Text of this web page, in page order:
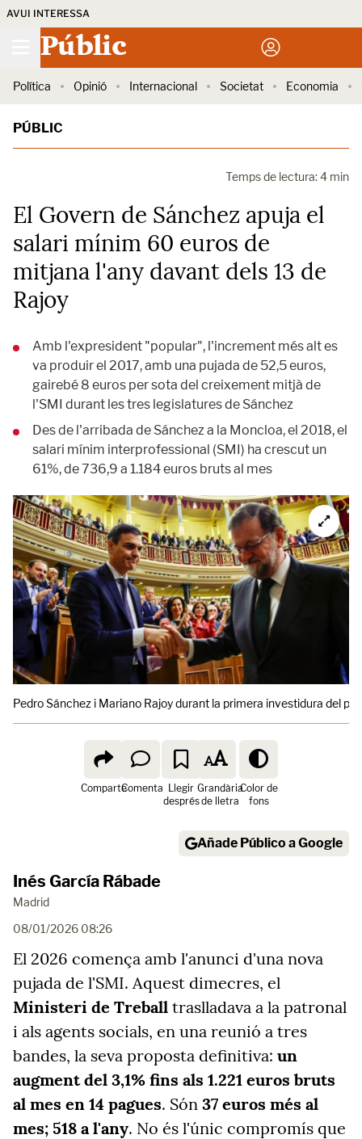
AVUI INTERESSA
Públic
Política Opinió Internacional Societat Economia
PÚBLIC
Temps de lectura: 4 min
El Govern de Sánchez apuja el
salari mínim 60 euros de
mitjana l'any davant dels 13 de
Rajoy
Amb l'expresident "popular", l'increment més alt es
va produir el 2017, amb una pujada de 52,5 euros,
gairebé 8 euros per sota del creixement mitjà de
l'SMI durant les tres legislatures de Sánchez
Des de l'arribada de Sánchez a la Moncloa, el 2018, el
salari mínim interprofessional (SMI) ha crescut un
61%, de 736,9 a 1.184 euros bruts al mes
Pedro Sánchez i Mariano Rajoy durant la primera investidura del
ComparteComenta Llegir
després
Grandària
de lletra
Color de
fons
Añade Público a Google
Inés García Rábade
Madrid
08/01/2026 08:26
El 2026 comença amb l'anunci d'una nova
pujada de l'SMI. Aquest dimecres, el
Ministeri de Treball traslladava a la patronal
i als agents socials, en una reunió a tres
bandes, la seva proposta definitiva: un
augment del 3,1% fins als 1.221 euros bruts
al mes en 14 pagues. Són 37 euros més al
mes; 518 a l'any. No és l'únic compromís que